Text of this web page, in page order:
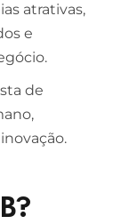
atrativas,
e
de